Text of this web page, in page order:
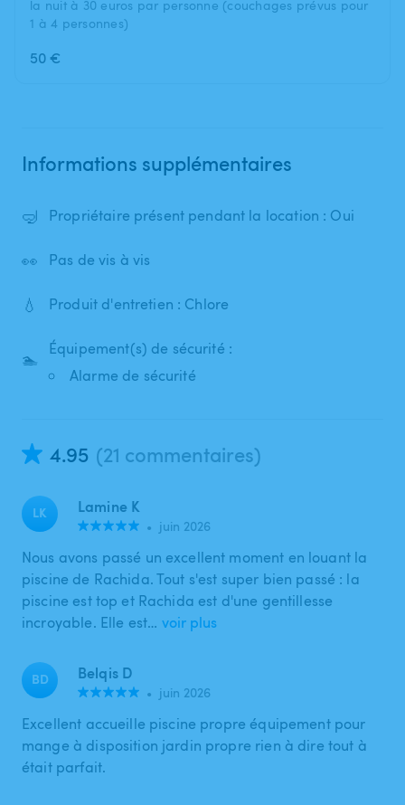
la nuit à 30 euros par personne (couchages prévus pour
1 à 4 personnes)
50 €
Informations supplémentaires
🤿 Propriétaire présent pendant la location : Oui
👀 Pas de vis à vis
💧 Produit d'entretien : Chlore
🏊
Équipement(s) de sécurité :
Alarme de sécurité
4.95 (21 commentaires)
LK Lamine K
• juin 2026
Nous avons passé un excellent moment en louant la
piscine de Rachida. Tout s'est super bien passé : la
piscine est top et Rachida est d'une gentillesse
incroyable. Elle est… voir plus
BD Belqis D
• juin 2026
Excellent accueille piscine propre équipement pour
mange à disposition jardin propre rien à dire tout à
était parfait.